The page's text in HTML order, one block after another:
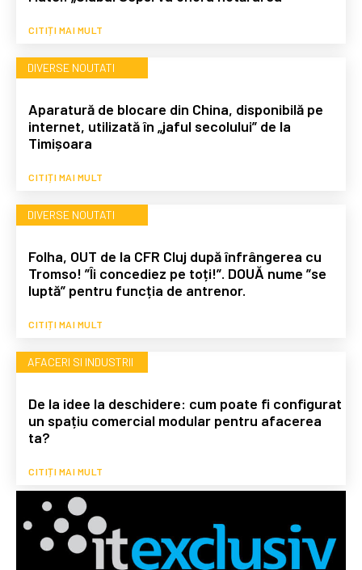
CITIȚI MAI MULT
DIVERSE NOUTATI
Aparatură de blocare din China, disponibilă pe
internet, utilizată în „jaful secolului” de la
Timișoara
CITIȚI MAI MULT
DIVERSE NOUTATI
Folha, OUT de la CFR Cluj după înfrângerea cu
Tromso! ”Îi concediez pe toți!”. DOUĂ nume ”se
luptă” pentru funcția de antrenor.
CITIȚI MAI MULT
AFACERI SI INDUSTRII
De la idee la deschidere: cum poate fi configurat
un spațiu comercial modular pentru afacerea
ta?
CITIȚI MAI MULT